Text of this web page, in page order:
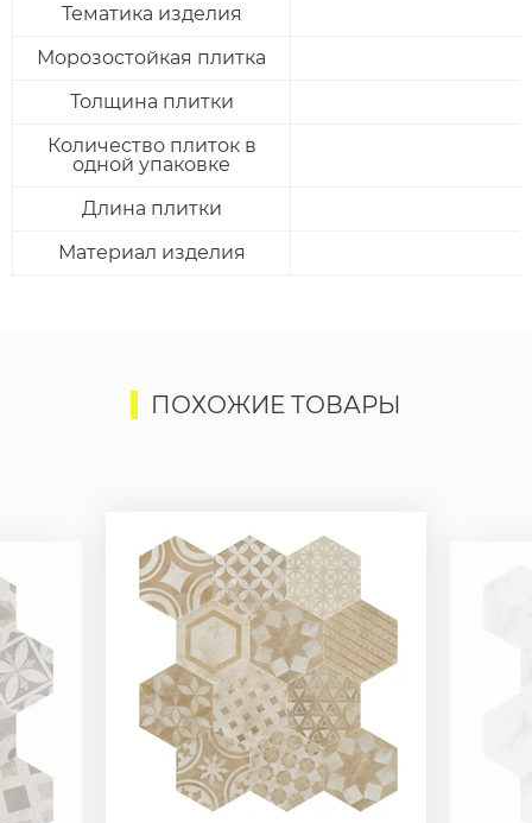
Тематика изделия
Морозостойкая плитка
Толщина плитки
Количество плиток в
одной упаковке
Длина плитки
Материал изделия
ПОХОЖИЕ ТОВАРЫ
Отправить